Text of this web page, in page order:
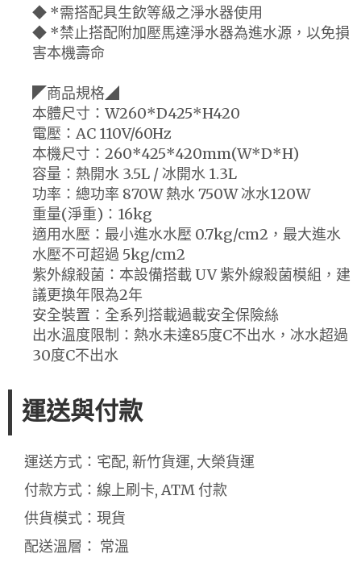
◆ *需搭配具生飲等級之淨水器使用
◆ *禁止搭配附加壓馬達淨水器為進水源，以免損
害本機壽命
◤商品規格◢
本體尺寸：W260*D425*H420
電壓：AC 110V/60Hz
本機尺寸：260*425*420mm(W*D*H)
容量：熱開水 3.5L / 冰開水 1.3L
功率：總功率 870W 熱水 750W 冰水120W
重量(淨重)：16kg
適用水壓：最小進水水壓 0.7kg/cm2，最大進水
水壓不可超過 5kg/cm2
紫外線殺菌：本設備搭載 UV 紫外線殺菌模組，建
議更換年限為2年
安全裝置：全系列搭載過載安全保險絲
出水溫度限制：熱水未達85度C不出水，冰水超過
30度C不出水
運送與付款
運送方式：宅配, 新竹貨運, 大榮貨運
付款方式：線上刷卡, ATM 付款
供貨模式：現貨
配送溫層： 常溫